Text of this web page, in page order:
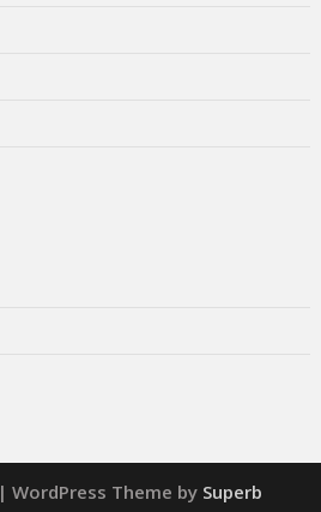
| WordPress Theme by Superb